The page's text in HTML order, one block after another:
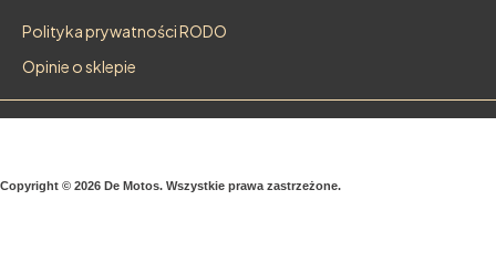
Polityka prywatności RODO
Opinie o sklepie
Copyright © 2026 De Motos. Wszystkie prawa zastrzeżone.